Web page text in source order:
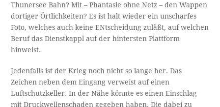
Thunersee Bahn? Mit – Phantasie ohne Netz – den Wappen
dortiger Örtlichkeiten? Es ist halt wieder ein unscharfes
Foto, welches auch keine ENtscheidung zuläßt, auf welchen
Beruf das Dienstkappl auf der hintersten Plattform
hinweist.
Jedenfalls ist der Krieg noch nicht so lange her. Das
Zeichen neben dem Eingang verweist auf einen
Luftschutzkeller. In der Nähe könnte es einen Einschlag
mit Druckwellenschaden gegeben haben. Die dabei zu